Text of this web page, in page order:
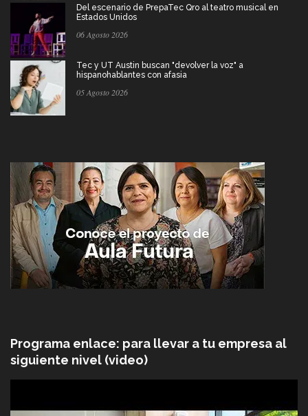
Del escenario de PrepaTec Qro al teatro musical en
Estados Unidos
06 Agosto 2026
Tec y UT Austin buscan "devolver la voz" a
hispanohablantes con afasia
05 Agosto 2026
Programa enlace: para llevar a tu empresa al
siguiente nivel (video)